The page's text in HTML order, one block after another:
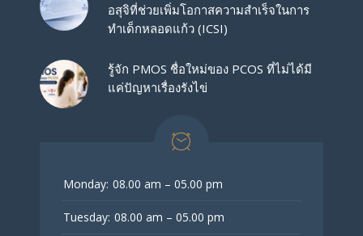
อสุจิที่ช่วยเพิ่มโอกาสความสำเร็จในการ
ทำเด็กหลอดแก้ว (ICSI)
รู้จัก PMOS ชื่อใหม่ของ PCOS ที่ไม่ได้มี
แค่ปัญหาเรื่องรังไข่
Monday: 08.00 am – 05.00 pm
Tuesday: 08.00 am – 05.00 pm